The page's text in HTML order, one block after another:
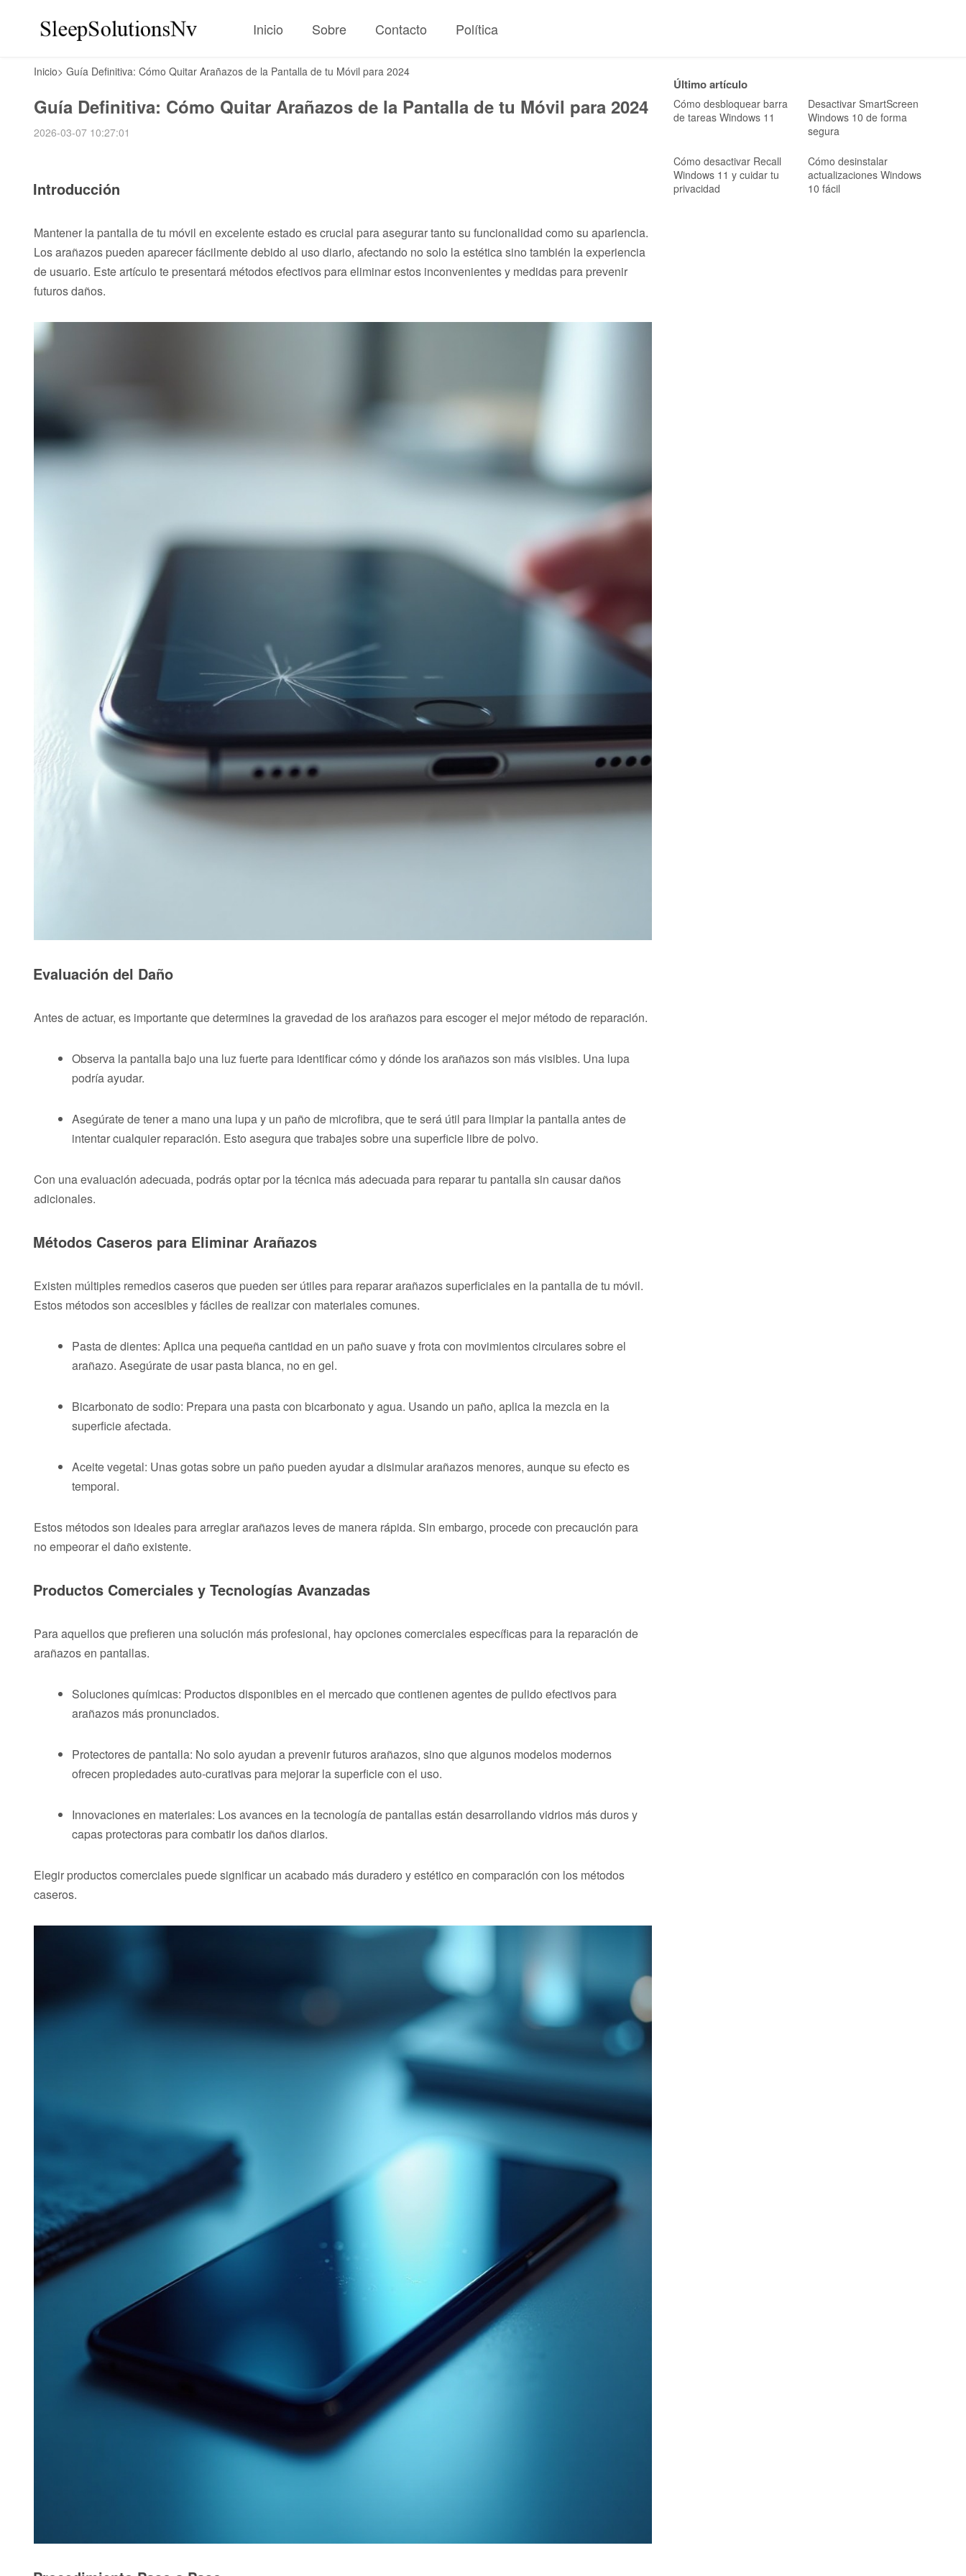
Inicio Sobre Contacto Política
Inicio> Guía Definitiva: Cómo Quitar Arañazos de la Pantalla de tu Móvil para 2024
Guía Definitiva: Cómo Quitar Arañazos de la Pantalla de tu Móvil para 2024
2026-03-07 10:27:01
Introducción
Mantener la pantalla de tu móvil en excelente estado es crucial para asegurar tanto su funcionalidad como su apariencia.
Los arañazos pueden aparecer fácilmente debido al uso diario, afectando no solo la estética sino también la experiencia
de usuario. Este artículo te presentará métodos efectivos para eliminar estos inconvenientes y medidas para prevenir
futuros daños.
Evaluación del Daño
Antes de actuar, es importante que determines la gravedad de los arañazos para escoger el mejor método de reparación.
Observa la pantalla bajo una luz fuerte para identificar cómo y dónde los arañazos son más visibles. Una lupa
podría ayudar.
Asegúrate de tener a mano una lupa y un paño de microfibra, que te será útil para limpiar la pantalla antes de
intentar cualquier reparación. Esto asegura que trabajes sobre una superficie libre de polvo.
Con una evaluación adecuada, podrás optar por la técnica más adecuada para reparar tu pantalla sin causar daños
adicionales.
Métodos Caseros para Eliminar Arañazos
Existen múltiples remedios caseros que pueden ser útiles para reparar arañazos superficiales en la pantalla de tu móvil.
Estos métodos son accesibles y fáciles de realizar con materiales comunes.
Pasta de dientes: Aplica una pequeña cantidad en un paño suave y frota con movimientos circulares sobre el
arañazo. Asegúrate de usar pasta blanca, no en gel.
Bicarbonato de sodio: Prepara una pasta con bicarbonato y agua. Usando un paño, aplica la mezcla en la
superficie afectada.
Aceite vegetal: Unas gotas sobre un paño pueden ayudar a disimular arañazos menores, aunque su efecto es
temporal.
Estos métodos son ideales para arreglar arañazos leves de manera rápida. Sin embargo, procede con precaución para
no empeorar el daño existente.
Productos Comerciales y Tecnologías Avanzadas
Para aquellos que prefieren una solución más profesional, hay opciones comerciales específicas para la reparación de
arañazos en pantallas.
Soluciones químicas: Productos disponibles en el mercado que contienen agentes de pulido efectivos para
arañazos más pronunciados.
Protectores de pantalla: No solo ayudan a prevenir futuros arañazos, sino que algunos modelos modernos
ofrecen propiedades auto-curativas para mejorar la superficie con el uso.
Innovaciones en materiales: Los avances en la tecnología de pantallas están desarrollando vidrios más duros y
capas protectoras para combatir los daños diarios.
Elegir productos comerciales puede significar un acabado más duradero y estético en comparación con los métodos
caseros.
Último artículo
Cómo desbloquear barra
de tareas Windows 11
Desactivar SmartScreen
Windows 10 de forma
segura
Cómo desactivar Recall
Windows 11 y cuidar tu
privacidad
Cómo desinstalar
actualizaciones Windows
10 fácil